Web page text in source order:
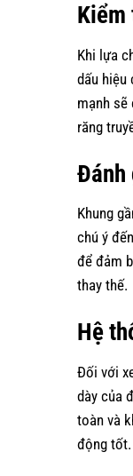
Kiểm
Khi lựa
dấu hiệu
mạnh sẽ
răng
Đánh
Khung
chú ý
để đảm
thay thế.
Hệ
Đối với
dày của
toàn và
động tốt.